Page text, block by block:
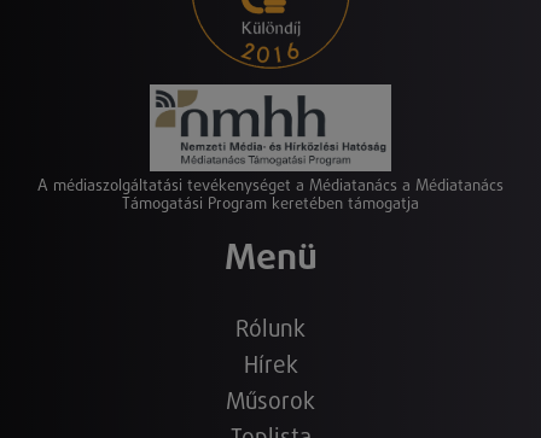
A médiaszolgáltatási tevékenységet a Médiatanács a Médiatanács
Támogatási Program keretében támogatja
Menü
Rólunk
Hírek
Műsorok